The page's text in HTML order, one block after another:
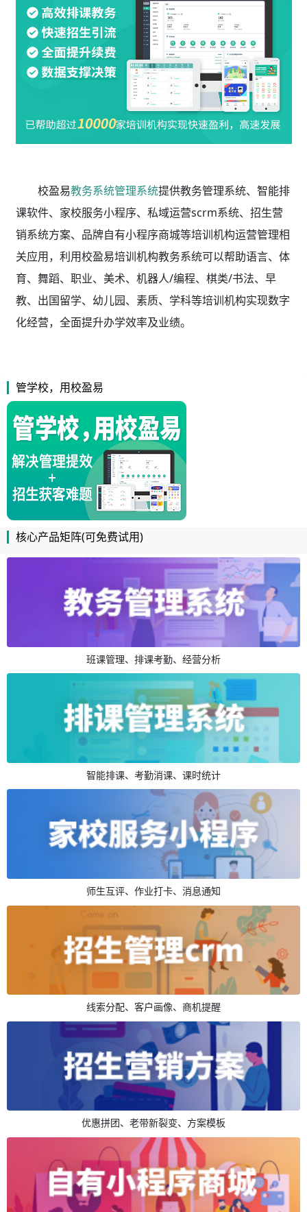
校盈易教务系统管理系统提供教务管理系统、智能排
课软件、家校服务小程序、私域运营scrm系统、招生营
销系统方案、品牌自有小程序商城等培训机构运营管理相
关应用，利用校盈易培训机构教务系统可以帮助语言、体
育、舞蹈、职业、美术、机器人/编程、棋类/书法、早
教、出国留学、幼儿园、素质、学科等培训机构实现数字
化经营，全面提升办学效率及业绩。
管学校，用校盈易
核心产品矩阵(可免费试用)
班课管理、排课考勤、经营分析
智能排课、考勤消课、课时统计
师生互评、作业打卡、消息通知
线索分配、客户画像、商机提醒
优惠拼团、老带新裂变、方案模板